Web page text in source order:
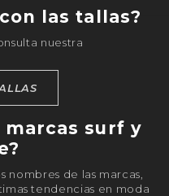
las tallas?
nuestra
marcas surf y
nombres de las marcas,
tendencias en moda